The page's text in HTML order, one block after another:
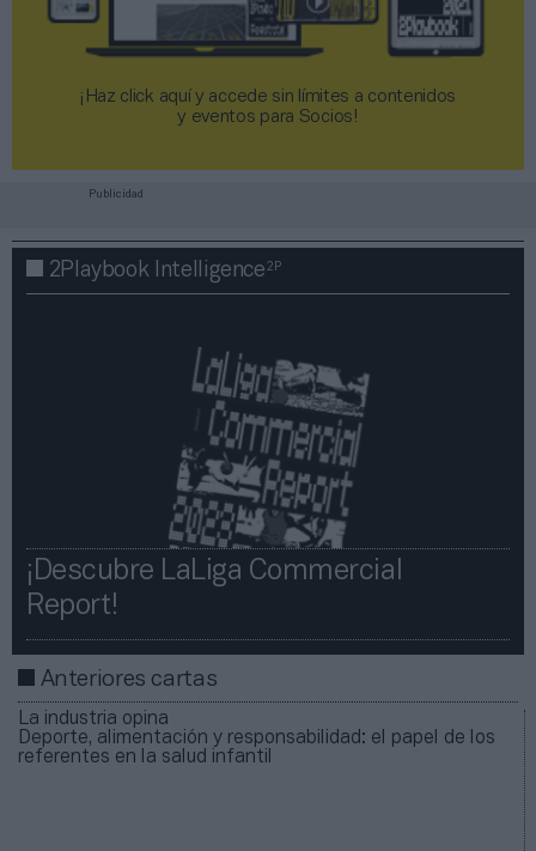
¡Haz click aquí y accede sin límites a contenidos
y eventos para Socios!​​​​​​​
Publicidad
2Playbook Intelligence2P
¡Descubre LaLiga Commercial
Report!​​
Anteriores cartas
La industria opina
Deporte, alimentación y responsabilidad: el papel de los
referentes en la salud infantil